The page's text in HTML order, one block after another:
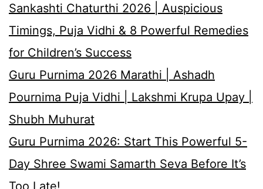
Sankashti Chaturthi 2026 | Auspicious
Timings, Puja Vidhi & 8 Powerful Remedies
for Children’s Success
Guru Purnima 2026 Marathi | Ashadh
Pournima Puja Vidhi | Lakshmi Krupa Upay |
Shubh Muhurat
Guru Purnima 2026: Start This Powerful 5-
Day Shree Swami Samarth Seva Before It’s
Too Late!